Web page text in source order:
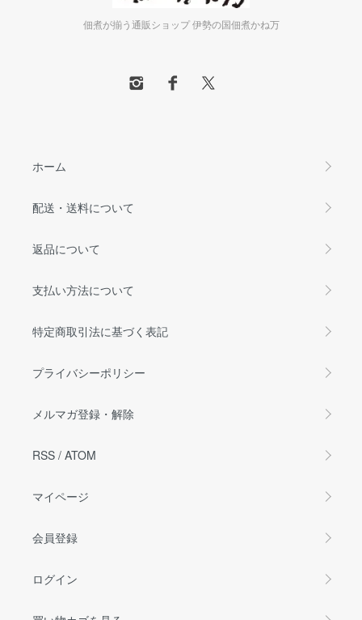
佃煮が揃う通販ショップ 伊勢の国佃煮かね万
ホーム
配送・送料について
返品について
支払い方法について
特定商取引法に基づく表記
プライバシーポリシー
メルマガ登録・解除
RSS / ATOM
マイページ
会員登録
ログイン